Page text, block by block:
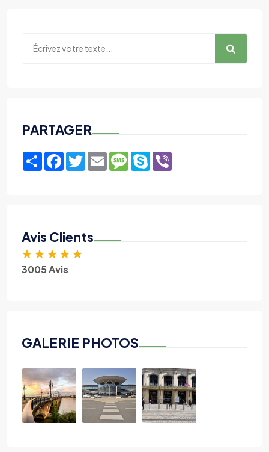
PARTAGER
ShareFacebook
TwitterEmailMessage
Skype
Avis Clients
★ ★ ★ ★ ★
3005 Avis
GALERIE PHOTOS